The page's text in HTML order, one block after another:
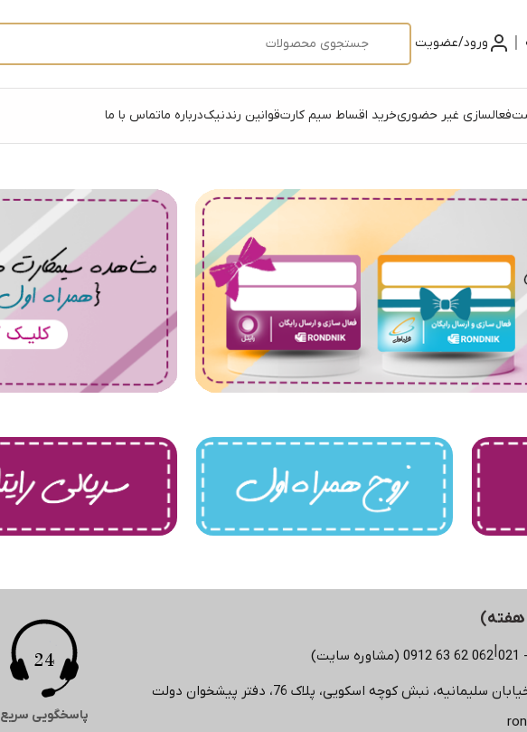
ورود/عضویت
فعالسازی غیر حضوریخرید اقساط سیم کارتقوانین رندنیکدرباره ماتماس با ما
062 62 63 0912 (مشاوره سایت)
نبش کوچه اسکویی، پلاک 76، دفتر پیشخوان دولت
پاسخگویی سریع